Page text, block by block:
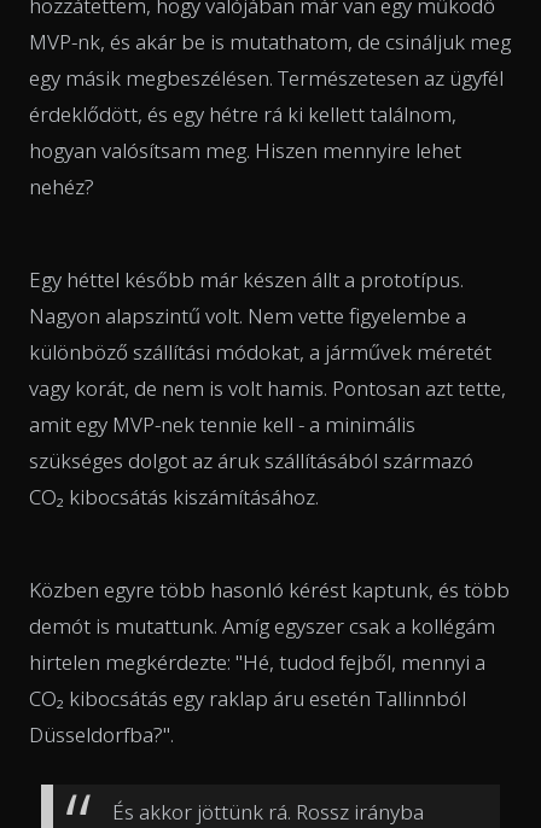
hozzátettem, hogy valójában már van egy működő
MVP-nk, és akár be is mutathatom, de csináljuk meg
egy másik megbeszélésen. Természetesen az ügyfél
érdeklődött, és egy hétre rá ki kellett találnom,
hogyan valósítsam meg. Hiszen mennyire lehet
nehéz?
Egy héttel később már készen állt a prototípus.
Nagyon alapszintű volt. Nem vette figyelembe a
különböző szállítási módokat, a járművek méretét
vagy korát, de nem is volt hamis. Pontosan azt tette,
amit egy MVP-nek tennie kell - a minimális
szükséges dolgot az áruk szállításából származó
CO₂ kibocsátás kiszámításához.
Közben egyre több hasonló kérést kaptunk, és több
demót is mutattunk. Amíg egyszer csak a kollégám
hirtelen megkérdezte: "Hé, tudod fejből, mennyi a
CO₂ kibocsátás egy raklap áru esetén Tallinnból
Düsseldorfba?".
És akkor jöttünk rá. Rossz irányba